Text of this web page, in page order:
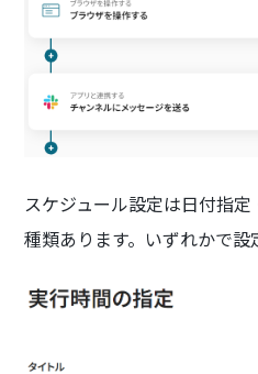
スケジュール設定は日付指
種類あります。いずれかで設